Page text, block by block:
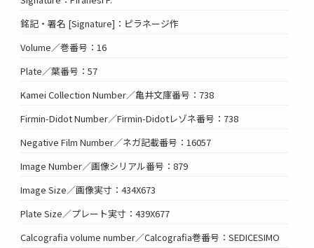
銘記・署名 [Signature]：ピラネージ作
Volume／巻番号：16
Plate／葉番号：57
Kamei Collection Number／亀井文庫番号：738
Firmin-Didot Number／Firmin-Didotレゾネ番号：738
Negative Film Number／ネガ記載番号：16057
Image Number／画像シリアル番号：879
Image Size／画像実寸：434X673
Plate Size／プレート実寸：439X677
Calcografia volume number／Calcografia巻番号：SEDICESIMO